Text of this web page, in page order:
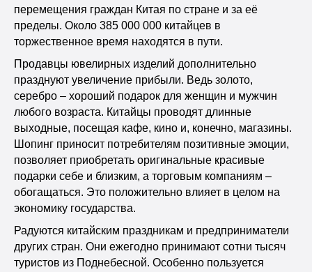
перемещения граждан Китая по стране и за её
пределы. Около 385 000 000 китайцев в
торжественное время находятся в пути.
Продавцы ювелирных изделий дополнительно
празднуют увеличение прибыли. Ведь золото,
серебро – хороший подарок для женщин и мужчин
любого возраста. Китайцы проводят длинные
выходные, посещая кафе, кино и, конечно, магазины.
Шопинг приносит потребителям позитивные эмоции,
позволяет приобретать оригинальные красивые
подарки себе и близким, а торговым компаниям –
обогащаться. Это положительно влияет в целом на
экономику государства.
Радуются китайским праздникам и предприниматели
других стран. Они ежегодно принимают сотни тысяч
туристов из Поднебесной. Особенно пользуется